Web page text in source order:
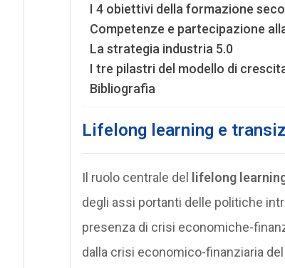
I 4 obiettivi della formazione
Competenze e partecipazione
La strategia industria 5.0
I tre pilastri del modello di
Bibliografia
Lifelong learning e
Il ruolo centrale del lifelong
degli assi portanti delle politiche
presenza di crisi economiche-
dalla crisi economico-finanziaria